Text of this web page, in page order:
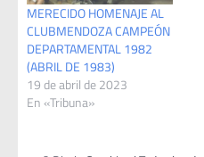
MERECIDO HOMENAJE AL
CLUBMENDOZA CAMPEÓN
DEPARTAMENTAL 1982
(ABRIL DE 1983)
19 de abril de 2023
En «Tribuna»